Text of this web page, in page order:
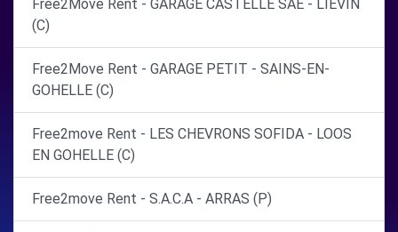
Free2Move Rent - GARAGE CASTELLE SAE - LIEVIN
(C)
Free2Move Rent - GARAGE PETIT - SAINS-EN-
GOHELLE (C)
Free2move Rent - LES CHEVRONS SOFIDA - LOOS
EN GOHELLE (C)
Free2move Rent - S.A.C.A - ARRAS (P)